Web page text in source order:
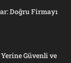
Doğru Firmayı
Güvenli ve